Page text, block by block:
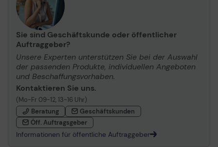
Sie sind Geschäftskunde oder öffentlicher
Auftraggeber?
Unsere Experten unterstützen Sie bei der Auswahl
der passenden Produkte, individuellen Angeboten
und Beschaffungsvorhaben.
Kontaktieren Sie uns.
(Mo-Fr 09-12, 13-16 Uhr)
Beratung
Geschäftskunden
Öff. Auftragsgeber
Informationen für öffentliche Auftraggeber